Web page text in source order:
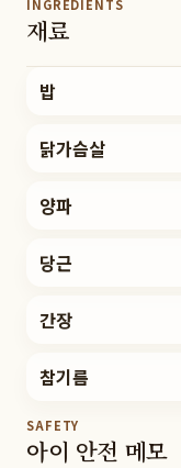
INGREDIENTS
재료
밥
닭가슴살
양파
당근
간장
참기름
SAFETY
아이 안전 메모